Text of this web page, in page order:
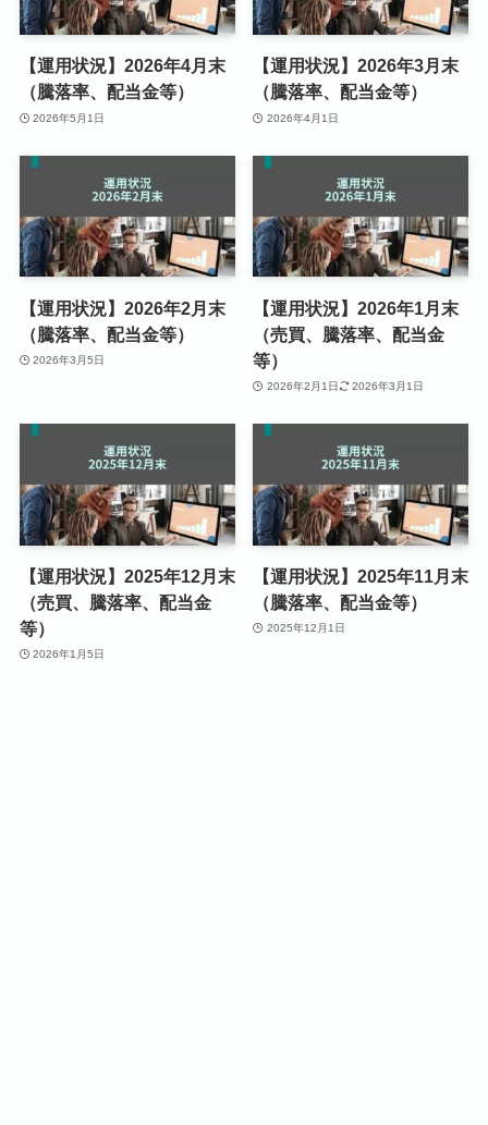
【運用状況】2026年4月末
（騰落率、配当金等）
2026年5月1日
【運用状況】2026年3月末
（騰落率、配当金等）
2026年4月1日
【運用状況】2026年2月末
（騰落率、配当金等）
2026年3月5日
【運用状況】2026年1月末
（売買、騰落率、配当金
等）
2026年2月1日 2026年3月1日
【運用状況】2025年12月末
（売買、騰落率、配当金
等）
2026年1月5日
【運用状況】2025年11月末
（騰落率、配当金等）
2025年12月1日